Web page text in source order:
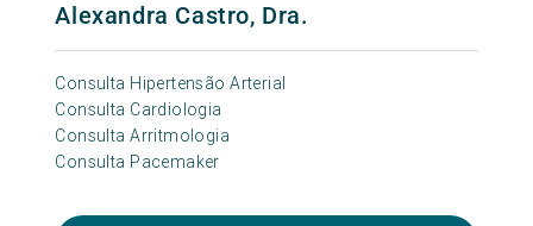
Alexandra Castro, Dra.
Consulta Hipertensão Arterial
Consulta Cardiologia
Consulta Arritmologia
Consulta Pacemaker